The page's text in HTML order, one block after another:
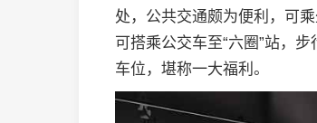
处，公共交通颇为便利，可
可搭乘公交车至“六圈”站，
车位，堪称一大福利。